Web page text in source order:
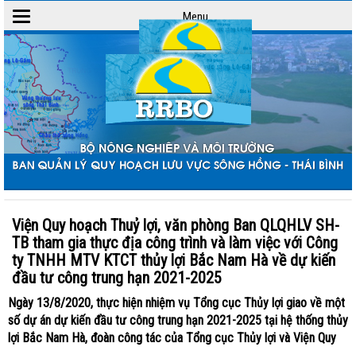
Toggle
navigation
Menu
Viện Quy hoạch Thuỷ lợi, văn phòng Ban QLQHLV SH-
TB tham gia thực địa công trình và làm việc với Công
ty TNHH MTV KTCT thủy lợi Bắc Nam Hà về dự kiến
đầu tư công trung hạn 2021-2025
Ngày 13/8/2020, thực hiện nhiệm vụ Tổng cục Thủy lợi giao về một
số dự án dự kiến đầu tư công trung hạn 2021-2025 tại hệ thống thủy
lợi Bắc Nam Hà, đoàn công tác của Tổng cục Thủy lợi và Viện Quy